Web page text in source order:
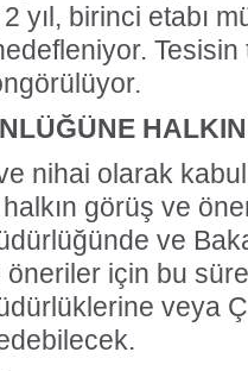
yıl, birinci etabı
nihai olarak
görüş ve
ve
öneriler için bu
veya